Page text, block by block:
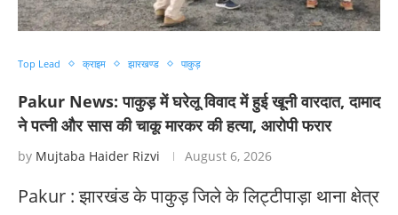
Top Lead क्राइम झारखण्ड पाकुड़
Pakur News: पाकुड़ में घरेलू विवाद में हुई खूनी वारदात, दामाद
ने पत्नी और सास की चाकू मारकर की हत्या, आरोपी फरार
by Mujtaba Haider Rizvi August 6, 2026
Pakur : झारखंड के पाकुड़ जिले के लिट्टीपाड़ा थाना क्षेत्र